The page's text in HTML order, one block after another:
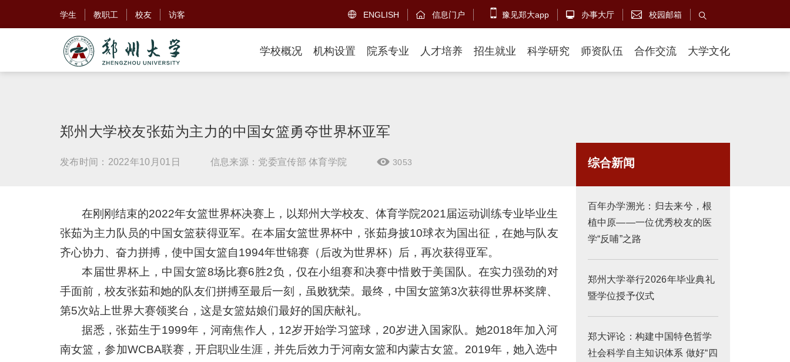
学生 教职工 校友 访客  ENGLISH  信息门户 豫见郑大app  办事大厅  校园邮箱 
学校概况 机构设置 院系专业 人才培养 招生就业 科学研究 师资队伍 合作交流 大学文化
郑州大学校友张茹为主力的中国女篮勇夺世界杯亚军
发布时间：2022年10月01日 信息来源：党委宣传部 体育学院  3053
在刚刚结束的2022年女篮世界杯决赛上，以郑州大学校友、体育学院2021届运动训练专业毕业生
张茹为主力队员的中国女篮获得亚军。在本届女篮世界杯中，张茹身披10球衣为国出征，在她与队友
齐心协力、奋力拼搏，使中国女篮自1994年世锦赛（后改为世界杯）后，再次获得亚军。
本届世界杯上，中国女篮8场比赛6胜2负，仅在小组赛和决赛中惜败于美国队。在实力强劲的对
手面前，校友张茹和她的队友们拼搏至最后一刻，虽败犹荣。最终，中国女篮第3次获得世界杯奖牌、
第5次站上世界大赛领奖台，这是女篮姑娘们最好的国庆献礼。
据悉，张茹生于1999年，河南焦作人，12岁开始学习篮球，20岁进入国家队。她2018年加入河
南女篮，参加WCBA联赛，开启职业生涯，并先后效力于河南女篮和内蒙古女篮。2019年，她入选中
综合新闻
百年办学溯光：归去来兮，根
植中原——一位优秀校友的医
学“反哺”之路
郑州大学举行2026年毕业典礼
暨学位授予仪式
郑大评论：构建中国特色哲学
社会科学自主知识体系 做好“四